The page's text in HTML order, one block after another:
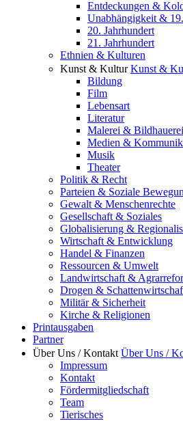
Entdeckungen &
Unabhängigkeit &
20. Jahrhundert
21. Jahrhundert
Ethnien & Kulturen
Kunst & Kultur Kunst &
Bildung
Film
Lebensart
Literatur
Malerei & Bildhauerei
Medien &
Musik
Theater
Politik & Recht
Parteien & Soziale
Gewalt & Menschenrechte
Gesellschaft & Soziales
Globalisierung &
Wirtschaft & Entwicklung
Handel & Finanzen
Ressourcen & Umwelt
Landwirtschaft &
Drogen &
Militär & Sicherheit
Kirche & Religionen
Printausgaben
Partner
Über Uns / Kontakt Über Uns /
Impressum
Kontakt
Fördermitgliedschaft
Team
Tierisches